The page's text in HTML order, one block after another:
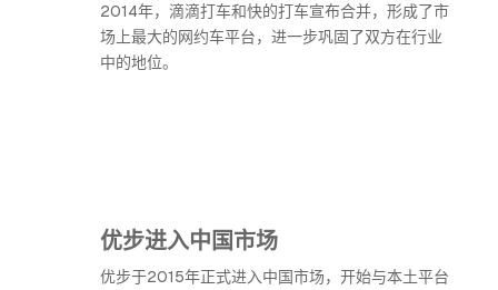
2014年，滴滴打车和快的打车宣布合并，形成了市
场上最大的网约车平台，进一步巩固了双方在行业
中的地位。
优步进入中国市场
优步于2015年正式进入中国市场，开始与本土平台